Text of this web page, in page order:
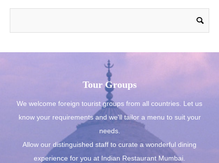
Tour Groups
We welcome foreign tourist groups from all countries. Let us
know your requirements and we'll tailor a menu to suit your
needs.
Allow our distinguished staff to curate a wonderful dining
experience for you at Indian Restaurant Mumbai.